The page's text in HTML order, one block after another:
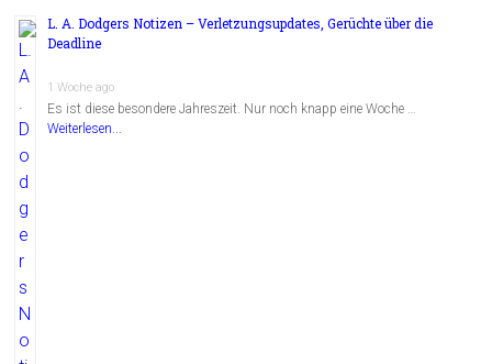
L. A. Dodgers Notizen – Verletzungsupdates, Gerüchte über die
Deadline
1 Woche ago
Es ist diese besondere Jahreszeit. Nur noch knapp eine Woche …
Weiterlesen...